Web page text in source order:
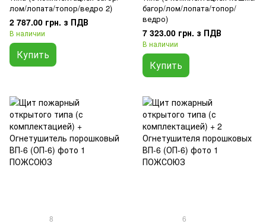
лом/лопата/топор/ведро 2)
2 787.00 грн. з ПДВ
В наличии
Купить
багор/лом/лопата/топор/
ведро)
7 323.00 грн. з ПДВ
В наличии
Купить
8
6